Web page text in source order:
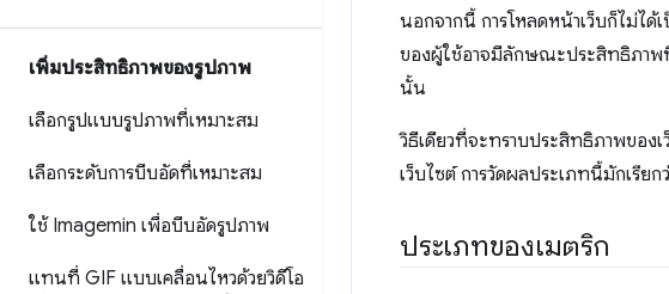
เพิ่มประสิทธิภาพของรูปภาพ
เลือกรูปแบบรูปภาพที่เหมาะสม
เลือกระดับการบีบอัดที่เหมาะสม
ใช้ Imagemin เพื่อบีบอัดรูปภาพ
แทนที่ GIF แบบเคลื่อนไหวด้วยวิดีโอ
นอกจากนี้ การโหลดหน้าเว็บก็ไม่ไ
ของผู้ใช้อาจมีลักษณะประสิทธิภาพ
นั้น
วิธีเดียวที่จะทราบประสิทธิภาพของ
เว็บไซต์ การวัดผลประเภทนี้มักเรียก
ประเภทของเมตริก